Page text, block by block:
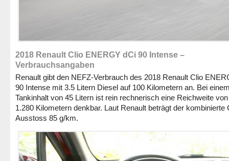
2018 Renault Clio ENERGY dCi 90 Intense –
Verbrauchsangaben
Renault gibt den NEFZ-Verbrauch des 2018 Renault Clio
90 Intense mit 3.5 Litern Diesel auf 100 Kilometern an. Bei
Tankinhalt von 45 Litern ist rein rechnerisch eine Reichweite
1.280 Kilometern denkbar. Laut Renault beträgt der kombinierte
Ausstoss 85 g/km.